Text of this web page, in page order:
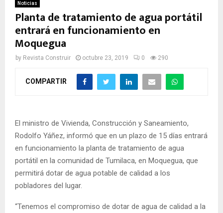
Noticias
Planta de tratamiento de agua portátil
entrará en funcionamiento en
Moquegua
by Revista Construir octubre 23, 2019 0 290
COMPARTIR
El ministro de Vivienda, Construcción y Saneamiento,
Rodolfo Yáñez, informó que en un plazo de 15 días entrará
en funcionamiento la planta de tratamiento de agua
portátil en la comunidad de Tumilaca, en Moquegua, que
permitirá dotar de agua potable de calidad a los
pobladores del lugar.
“Tenemos el compromiso de dotar de agua de calidad a la